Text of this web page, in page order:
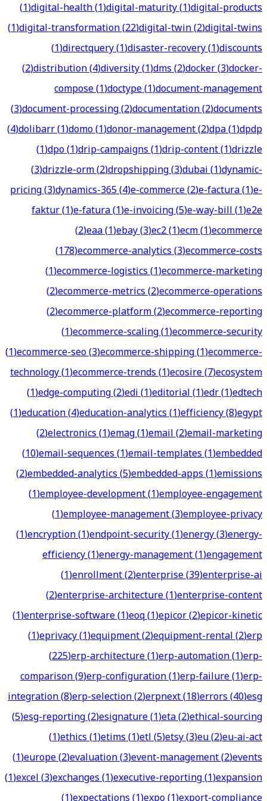
(1)digital-health(1)digital-maturity(1)digital-products
(1)digital-transformation(22)digital-twin(2)digital-twins
(1)directquery(1)disaster-recovery(1)discounts
(2)distribution(4)diversity(1)dms(2)docker(3)docker-
compose(1)doctype(1)document-management
(3)document-processing(2)documentation(2)documents
(4)dolibarr(1)domo(1)donor-management(2)dpa(1)dpdp
(1)dpo(1)drip-campaigns(1)drip-content(1)drizzle
(3)drizzle-orm(2)dropshipping(3)dubai(1)dynamic-
pricing(3)dynamics-365(4)e-commerce(2)e-factura(1)e-
faktur(1)e-fatura(1)e-invoicing(5)e-way-bill(1)e2e
(2)eaa(1)ebay(3)ec2(1)ecm(1)ecommerce
(178)ecommerce-analytics(3)ecommerce-costs
(1)ecommerce-logistics(1)ecommerce-marketing
(2)ecommerce-metrics(2)ecommerce-operations
(2)ecommerce-platform(2)ecommerce-reporting
(1)ecommerce-scaling(1)ecommerce-security
(1)ecommerce-seo(3)ecommerce-shipping(1)ecommerce-
technology(1)ecommerce-trends(1)ecosire(7)ecosystem
(1)edge-computing(2)edi(1)editorial(1)edr(1)edtech
(1)education(4)education-analytics(1)efficiency(8)egypt
(2)electronics(1)emag(1)email(2)email-marketing
(10)email-sequences(1)email-templates(1)embedded
(2)embedded-analytics(5)embedded-apps(1)emissions
(1)employee-development(1)employee-engagement
(1)employee-management(3)employee-privacy
(1)encryption(1)endpoint-security(1)energy(3)energy-
efficiency(1)energy-management(1)engagement
(1)enrollment(2)enterprise(39)enterprise-ai
(2)enterprise-architecture(1)enterprise-content
(1)enterprise-software(1)eoq(1)epicor(2)epicor-kinetic
(1)eprivacy(1)equipment(2)equipment-rental(2)erp
(225)erp-architecture(1)erp-automation(1)erp-
comparison(9)erp-configuration(1)erp-failure(1)erp-
integration(8)erp-selection(2)erpnext(18)errors(40)esg
(5)esg-reporting(2)esignature(1)eta(2)ethical-sourcing
(1)ethics(1)etims(1)etl(5)etsy(3)eu(2)eu-ai-act
(1)europe(2)evaluation(3)event-management(2)events
(1)excel(3)exchanges(1)executive-reporting(1)expansion